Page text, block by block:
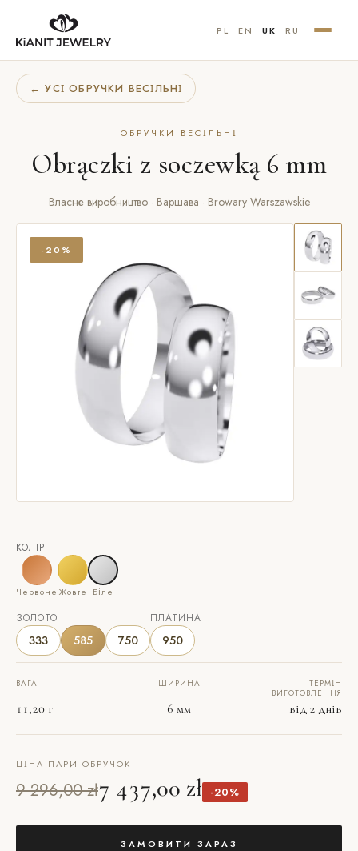
PL EN UK RU
← УСІ ОБРУЧКИ ВЕСІЛЬНІ
ОБРУЧКИ ВЕСІЛЬНІ
Obrączki z soczewką 6 mm
Власне виробництво · Варшава · Browary Warszawskie
-20%
КОЛІР
Червоне Жовте Біле
ЗОЛОТО
333 585 750
ПЛАТИНА
950
ВАГА
11,20 г
ШИРИНА
6 мм
ТЕРМІН
ВИГОТОВЛЕННЯ
від 2 днів
ЦІНА ПАРИ ОБРУЧОК
9 296,00 zł7 437,00 zł -20%
ЗАМОВИТИ ЗАРАЗ